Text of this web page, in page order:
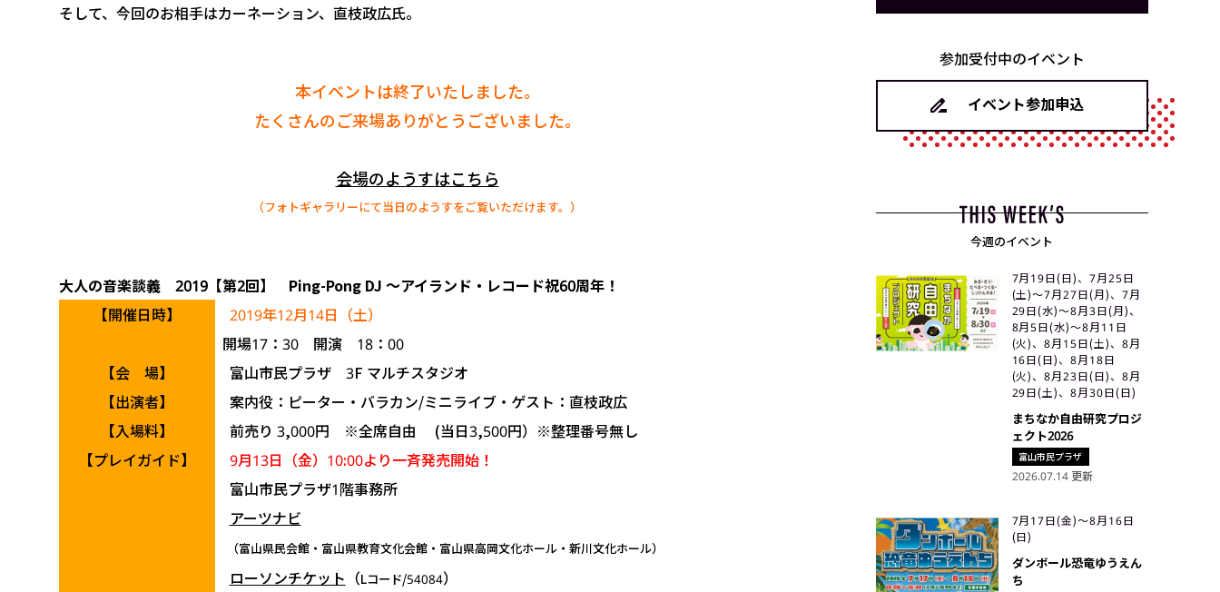
そして、今回のお相手はカーネーション、直枝政広氏。
本イベントは終了いたしました。
たくさんのご来場ありがとうございました。
会場のようすはこちら
（フォトギャラリーにて当日のようすをご覧いただけます。）
大人の音楽談義 2019【第2回】 Ping-Pong DJ ～アイランド・レコード祝60周年！
【開催日時】
2019年12月14日（土）
開場17： 30開演 18： 00
【会 場】
富山市民プラザ 3F マルチスタジオ
【出演者】
案内役：ピーター・バラカン/ミニライブ・ゲスト：直枝政広
【入場料】
前売り 3,000円 ※全席自由 (当日3,500円）※整理番号無し
【プレイガイド】
9月13日（金）10:00より一斉発売開始！
富山市民プラザ1階事務所
アーツナビ
（富山県民会館・富山県教育文化会館・富山県高岡文化ホール・新川文化ホール）
ローソンチケット （Lコード/54084）
参加受付中のイベント
イベント参加申込
今週のイベント
富山市民プラザ
7月19日(日)、7月25日
(土)〜7月27日(月)、7月
29日(水)〜8月3日(月)、
8月5日(水)〜8月11日
(火)、8月15日(土)、8月
16日(日)、8月18日
(火)、8月23日(日)、8月
29日(土)、8月30日(日)
まちなか自由研究プロジ
ェクト2026
2026.07.14 更新
7月17日(金)〜8月16日
(日)
ダンボール恐竜ゆうえん
ち